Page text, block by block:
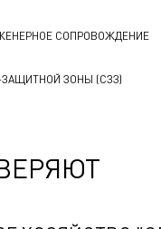
СОПРОВОЖДЕНИЕ
ЗОНЫ (СЗЗ)